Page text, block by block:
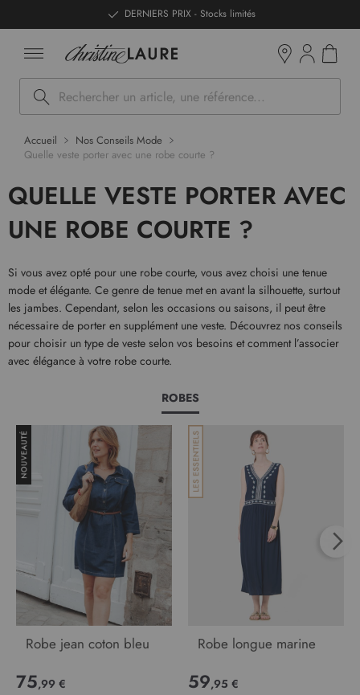
DERNIERS PRIX - Stocks limités
Rechercher
Accueil
Nos Conseils Mode
Quelle veste porter avec une robe courte ?
QUELLE VESTE PORTER AVEC
UNE ROBE COURTE ?
Si vous avez opté pour une robe courte, vous avez choisi une tenue
mode et élégante. Ce genre de tenue met en avant la silhouette, surtout
les jambes. Cependant, selon les occasions ou saisons, il peut être
nécessaire de porter en supplément une veste. Découvrez nos conseils
pour choisir un type de veste selon vos besoins et comment l’associer
avec élégance à votre robe courte.
ROBES
Robe jean coton bleu
75,99 €
Robe longue marine
59,95 €